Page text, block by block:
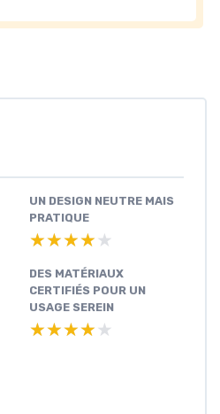
UN DESIGN NEUTRE MAIS
PRATIQUE
★★★★★
★★★★★
DES MATÉRIAUX
CERTIFIÉS POUR UN
USAGE SEREIN
★★★★★
★★★★★